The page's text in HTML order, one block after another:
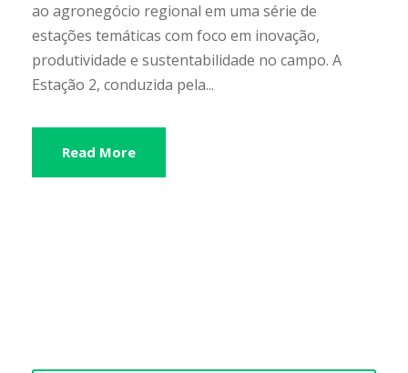
ao agronegócio regional em uma série de
estações temáticas com foco em inovação,
produtividade e sustentabilidade no campo. A
Estação 2, conduzida pela...
Read More